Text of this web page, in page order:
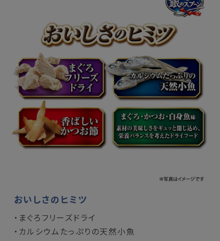
おいしさのヒミツ
・まぐろフリーズドライ
・カルシウムたっぷりの天然小魚